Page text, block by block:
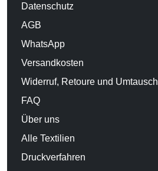
Datenschutz
AGB
WhatsApp
Versandkosten
Widerruf, Retoure und Umtausch
FAQ
Über uns
Alle Textilien
Druckverfahren